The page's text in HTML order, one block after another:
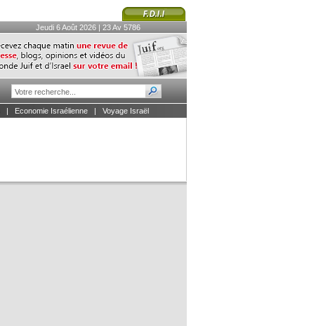
Jeudi 6 Août 2026 | 23 Av 5786
| Economie Israélienne| Voyage Israël